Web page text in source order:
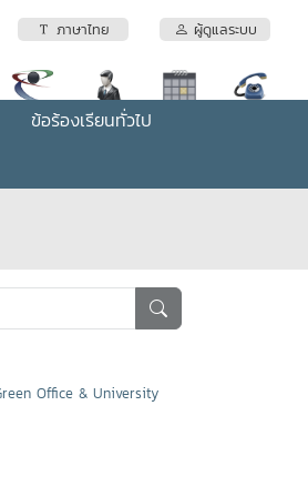
ภาษาไทย ผู้ดูแลระบบ
ข้อร้องเรียนทั่วไป
Office & University